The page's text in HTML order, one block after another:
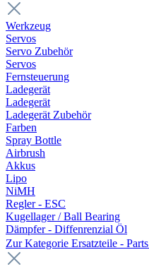
Werkzeug
Servos
Servo Zubehör
Servos
Fernsteuerung
Ladegerät
Ladegerät
Ladegerät Zubehör
Farben
Spray Bottle
Airbrush
Akkus
Lipo
NiMH
Regler - ESC
Kugellager / Ball Bearing
Dämpfer - Diffenrenzial Öl
Zur Kategorie Ersatzteile - Parts